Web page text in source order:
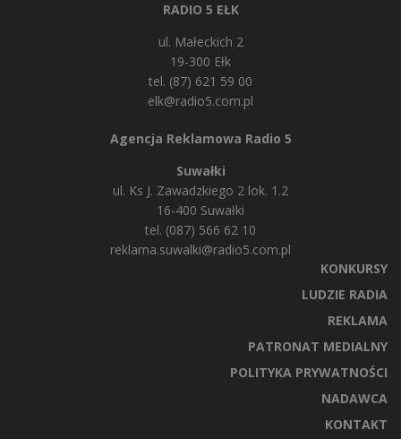
RADIO 5 EŁK
ul. Małeckich 2
19-300 Ełk
tel. (87) 621 59 00
elk@radio5.com.pl
Agencja Reklamowa Radio 5
Suwałki
ul. Ks J. Zawadzkiego 2 lok. 1.2
16-400 Suwałki
tel. (087) 566 62 10
reklama.suwalki@radio5.com.pl
KONKURSY
LUDZIE RADIA
REKLAMA
PATRONAT MEDIALNY
POLITYKA PRYWATNOŚCI
NADAWCA
KONTAKT